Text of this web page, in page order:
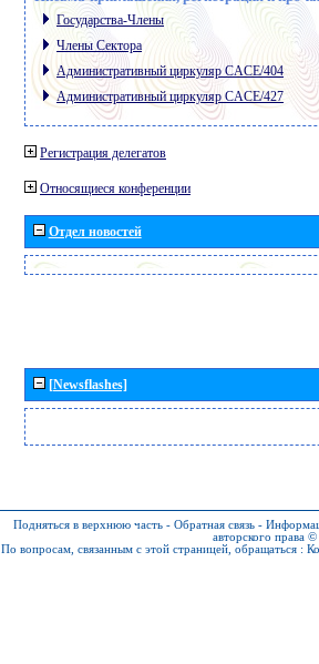
Государства-Члены
Члены Сектора
Административный циркуляр CACE/404
Административный циркуляр CACE/427
Регистрация делегатов
Относящиеся конференции
Отдел новостей
[Newsflashes]
Подняться в верхнюю часть - Обратная связь -
авторского права
По вопросам, связанным с этой страницей, обращаться :